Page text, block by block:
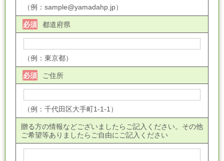
（例：sample@yamadahp.jp）
都道府県
必須
（例：東京都）
ご住所
必須
（例：千代田区大手町1-1-1）
贈る方の情報などございましたらご記入ください。その他
ご希望等ありましたらご自由にご記入ください